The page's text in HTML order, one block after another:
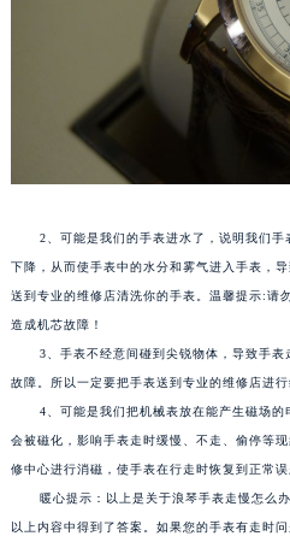
2、可能是我们的手表进水了，说明我们
下降，从而使手表中的水分和雾气进入手表，
送到专业的维修店清洗你的手表。温馨提示:请
造成机芯故障！
3、手表不经意间碰到尖锐物体，导致手
故障。所以一定要把手表送到专业的维修店进行
4、可能是我们把机械表放在能产生磁场
会被磁化，影响手表走时缓慢、不走、偷停等
修中心进行消磁，使手表在行走时恢复到正常误
暖心提示：以上是关于浪琴手表走慢怎么
以上内容中得到了答案。如果您的手表有走时